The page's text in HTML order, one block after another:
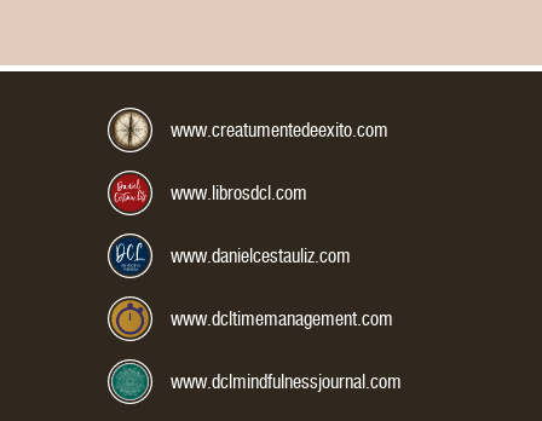
www.creatumentedeexito.com
www.librosdcl.com
www.danielcestauliz.com
www.dcltimemanagement.com
www.dclmindfulnessjournal.com
Correo Electrónico: